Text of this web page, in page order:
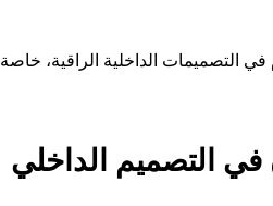
التصميمات الداخلية الراقية، خاصة
التصميم الداخلي